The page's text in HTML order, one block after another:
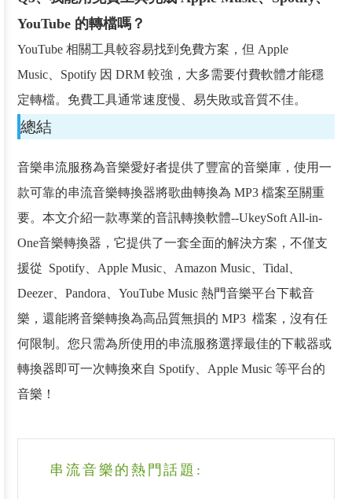
YouTube 的轉檔嗎？
YouTube 相關工具較容易找到免費方案，但 Apple
Music、Spotify 因 DRM 較強，大多需要付費軟體才能穩
定轉檔。免費工具通常速度慢、易失敗或音質不佳。
總結
音樂串流服務為音樂愛好者提供了豐富的音樂庫，使用一
款可靠的串流音樂轉換器將歌曲轉換為 MP3 檔案至關重
要。本文介紹一款專業的音訊轉換軟體--UkeySoft All-in-
One音樂轉換器，它提供了一套全面的解決方案，不僅支
援從 Spotify、Apple Music、Amazon Music、Tidal、
Deezer、Pandora、YouTube Music 熱門音樂平台下載音
樂，還能將音樂轉換為高品質無損的 MP3 檔案，沒有任
何限制。您只需為所使用的串流服務選擇最佳的下載器或
轉換器即可一次轉換來自 Spotify、Apple Music 等平台的
音樂！
串流音樂的熱門話題: